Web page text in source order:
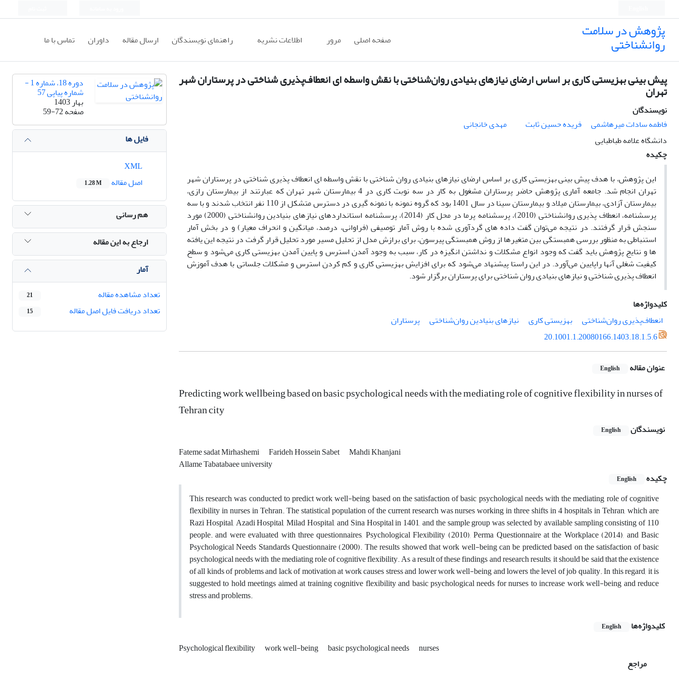
پژوهش در سلامت
روانشناختی صفحه اصلی مرور اطلاعات نشریه راهنمای نویسندگان ارسال مقاله داوران تماس با ما
پیش بینی بهزیستی کاری بر اساس ارضای نیازهای بنیادی روان‌شناختی با نقش واسطه ای انعطاف‌پذیری شناختی در پرستاران شهر
تهران
نویسندگان
فاطمه سادات میرهاشمی
فریده حسین ثابت
مهدی خانجانی
دانشگاه علامه طباطبایی
چکیده
اینپژوهش،با هدفپیش بینی بهزیستی کاری بر اساس ارضای نیازهای بنیادی روان شناختی با نقش واسطه ای انعطاف پذیری شناختی در پرستاران شهر
تهران انجامشد.
جامعه آماری پژوهش حاضر پرستاران مشغول به کار در سه نوبت کاری در 4 بیمارستان­ شهر تهران­ که عبارتند از بیمارستان رازی،
بیمارستان آزادی، بیمارستان میلاد و بیمارستان سینا در سال 1401 بود
کهگروهنمونه با نمونه گیری در دسترس متشکلاز 110 نفرانتخاب شدندوباسه
پرسشنامه، انعطاف پذیری روانشناختی (2010 )،پرسشنامه پرما در محل کار (2014)، پرسشنامه استانداردهای نیازهای بنیادین روانشناختی (2000)
مورد
سنجشقرارگرفتند. در نتیجه می‌توان گفت داده هایگردآوری شدهبا روشآمار توصیفی (فراوانی، درصد، میانگین و انحراف معیار) و در بخش آمار
استنباطی به منظور بررسی همبستگی بین متغیرها از روش همبستگی پیرسون، برای برازش مدل از تحلیل مسیرموردتحلیلقرارگرفت درنتیجهاینیافته
ها و نتایج پژوهشباید گفتکهوجود انواعمشکلاتونداشتن انگیزه در کار،سبببه وجود آمدناسترس و پایین آمدن بهزیستی کاریمی‌شود وسطح
کیفیت شغلیآنهاراپایین می‌آورد. دراین راستاپیشنهادمی‌شود کهبرایافزایشبهزیستیکاری و کم کردن استرس و مشکلات جلساتیبا هدفآموزش
انعطاف پذیریشناختی و نیازهای بنیادی روان شناختیبرایپرستاران برگزارشود.
کلیدواژه‌ها
انعطاف‌پذیری روان‌شناختی
بهزیستی کاری نیازهای بنیادین روان‌شناختی
پرستاران
20.1001.1.20080166.1403.18.1.5.6
عنوان مقاله English
Predicting work wellbeing based on basic psychological needs with the mediating role of cognitive flexibility in nurses of
Tehran city
نویسندگان English
Fateme sadat Mirhashemi Farideh Hossein Sabet Mahdi Khanjani
Allame Tabatabaee university
چکیده
English
This research was conducted to predict work well-being based on the satisfaction of basic psychological needs with the mediating role of cognitive
flexibility in nurses in Tehran. The statistical population of the current research was nurses working in three shifts in 4 hospitals in Tehran, which are
Razi Hospital, Azadi Hospital, Milad Hospital, and Sina Hospital in 1401, and the sample group was selected by available sampling consisting of 110
people. and were evaluated with three questionnaires, Psychological Flexibility (2010), Perma Questionnaire at the Workplace (2014), and Basic
Psychological Needs Standards Questionnaire (2000). The results showed that work well-being can be predicted based on the satisfaction of basic
psychological needs with the mediating role of cognitive flexibility. As a result of these findings and research results, it should be said that the existence
of all kinds of problems and lack of motivation at work causes stress and lower work well-being and lowers the level of job quality. In this regard, it is
suggested to hold meetings aimed at training cognitive flexibility and basic psychological needs for nurses to increase work well-being and reduce
stress and problems.
کلیدواژه‌ها
English
Psychological flexibility work well-being basic psychological needs
nurses
مراجع
دوره 18، شماره 1 -
شماره پیاپی 57
بهار 1403
صفحه59-72
فایل ها
اصل مقاله
1.28 M
هم رسانی
ارجاع به این مقاله
آمار
تعداد مشاهده مقاله
21
تعداد دریافت فایل اصل مقاله 15